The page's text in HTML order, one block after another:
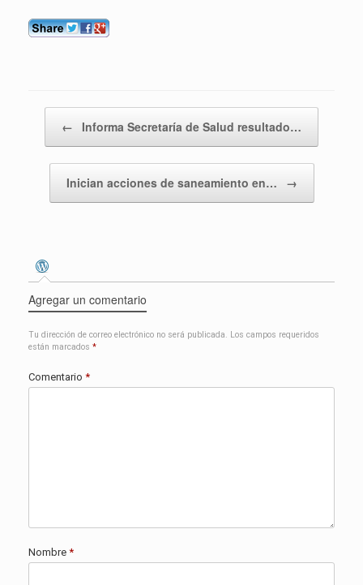
← Informa Secretaría de Salud resultado…
Inician acciones de saneamiento en… →
Agregar un comentario
Tu dirección de correo electrónico no será publicada.
Los campos requeridos
están marcados *
Comentario *
Nombre *